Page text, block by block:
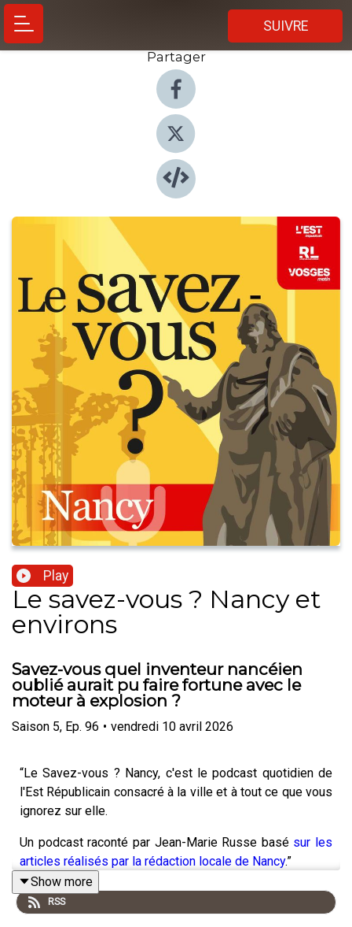
SUIVRE
Partager
Play
Le savez-vous ? Nancy et
environs
Savez-vous quel inventeur nancéien
oublié aurait pu faire fortune avec le
moteur à explosion ?
Saison 5, Ep. 96 • vendredi 10 avril 2026
“Le Savez-vous ? Nancy, c'est le podcast quotidien de
l'Est Républicain consacré à la ville et à tout ce que vous
ignorez sur elle.
Un podcast raconté par Jean-Marie Russe basésur les
articles réalisés par la rédaction locale de Nancy.”
Show more
RSS